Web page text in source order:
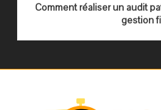
Comment réaliser un audit
gestion